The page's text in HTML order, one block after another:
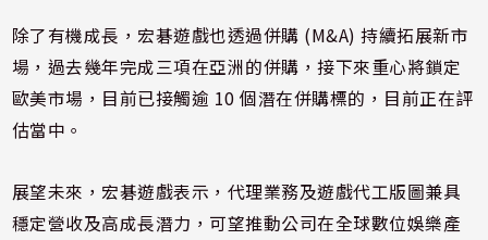
除了有機成長，宏碁遊戲也透過併購 (M&A) 持續拓展新市
場，過去幾年完成三項在亞洲的併購，接下來重心將鎖定
歐美市場，目前已接觸逾 10 個潛在併購標的，目前正在評
估當中。
展望未來，宏碁遊戲表示，代理業務及遊戲代工版圖兼具
穩定營收及高成長潛力，可望推動公司在全球數位娛樂產